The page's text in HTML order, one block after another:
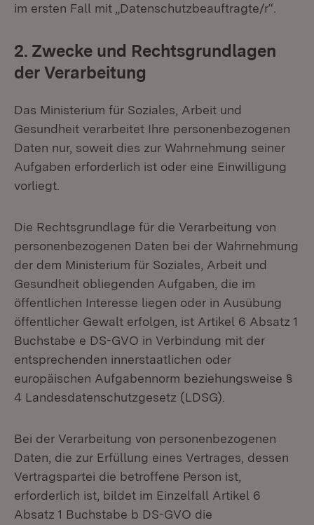
im ersten Fall mit „Datenschutzbeauftragte/r“.
2. Zwecke und Rechtsgrundlagen
der Verarbeitung
Das Ministerium für Soziales, Arbeit und
Gesundheit verarbeitet Ihre personenbezogenen
Daten nur, soweit dies zur Wahrnehmung seiner
Aufgaben erforderlich ist oder eine Einwilligung
vorliegt.
Die Rechtsgrundlage für die Verarbeitung von
personenbezogenen Daten bei der Wahrnehmung
der dem Ministerium für Soziales, Arbeit und
Gesundheit obliegenden Aufgaben, die im
öffentlichen Interesse liegen oder in Ausübung
öffentlicher Gewalt erfolgen, ist Artikel 6 Absatz 1
Buchstabe e DS-GVO in Verbindung mit der
entsprechenden innerstaatlichen oder
europäischen Aufgabennorm beziehungsweise §
4 Landesdatenschutzgesetz (LDSG).
Bei der Verarbeitung von personenbezogenen
Daten, die zur Erfüllung eines Vertrages, dessen
Vertragspartei die betroffene Person ist,
erforderlich ist, bildet im Einzelfall Artikel 6
Absatz 1 Buchstabe b DS-GVO die